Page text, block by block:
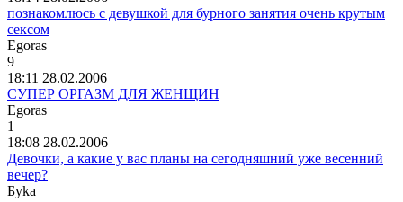
познакомлюсь с девушкой для бурного занятия очень крутым
сексом
Egoras
9
18:11 28.02.2006
СУПЕР ОРГАЗМ ДЛЯ ЖЕНЩИН
Egoras
1
18:08 28.02.2006
Девочки, а какие у вас планы на сегодняшний уже весенний
вечер?
Буkа